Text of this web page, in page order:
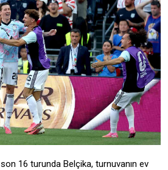
16 turunda Belçika, turnuvanın ev